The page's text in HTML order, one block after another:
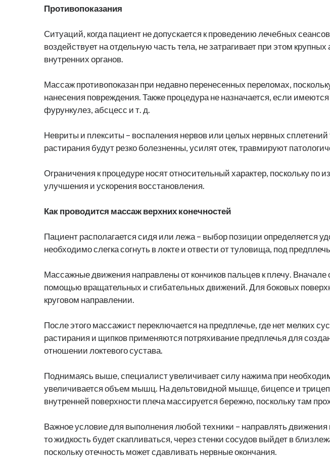
Противопоказания
Ситуаций, когда пациент не допускается к проведению лечебных
воздействует на отдельную часть тела, не затрагивает при этом
внутренних органов.
Массаж противопоказан при недавно перенесенных переломах,
нанесения повреждения. Также процедура не назначается, если
фурункулез, абсцесс и т. д.
Невриты и плекситы – воспаления нервов или целых нервных
растирания будут резко болезненны, усилят отек, травмируют
Ограничения к процедуре носят относительный характер, поскольку
улучшения и ускорения восстановления.
Как проводится массаж верхних конечностей
Пациент располагается сидя или лежа – выбор позиции определяется
необходимо слегка согнуть в локте и отвести от туловища, под
Массажные движения направлены от кончиков пальцев к плечу.
помощью вращательных и сгибательных движений. Для боковых
круговом направлении.
После этого массажист переключается на предплечье, где нет мелких
растирания и щипков применяются потряхивание предплечья для
отношении локтевого сустава.
Поднимаясь выше, специалист увеличивает силу нажима при
увеличивается объем мышц. На дельтовидной мышце, бицепсе и
внутренней поверхности плеча массируется бережно, поскольку там
Важное условие для выполнения любой техники – направлять
то жидкость будет скапливаться, через стенки сосудов выйдет в
поскольку отечность может сдавливать нервные окончания.